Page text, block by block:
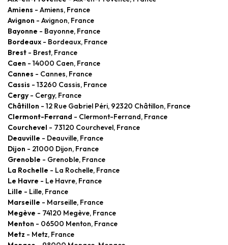
Amiens - Amiens, France
Avignon - Avignon, France
Bayonne - Bayonne, France
Bordeaux - Bordeaux, France
Brest - Brest, France
Caen - 14000 Caen, France
Cannes - Cannes, France
Cassis - 13260 Cassis, France
Cergy - Cergy, France
Châtillon - 12 Rue Gabriel Péri, 92320 Châtillon, France
Clermont-Ferrand - Clermont-Ferrand, France
Courchevel - 73120 Courchevel, France
Deauville - Deauville, France
Dijon - 21000 Dijon, France
Grenoble - Grenoble, France
La Rochelle - La Rochelle, France
Le Havre - Le Havre, France
Lille - Lille, France
Marseille - Marseille, France
Megève - 74120 Megève, France
Menton - 06500 Menton, France
Metz - Metz, France